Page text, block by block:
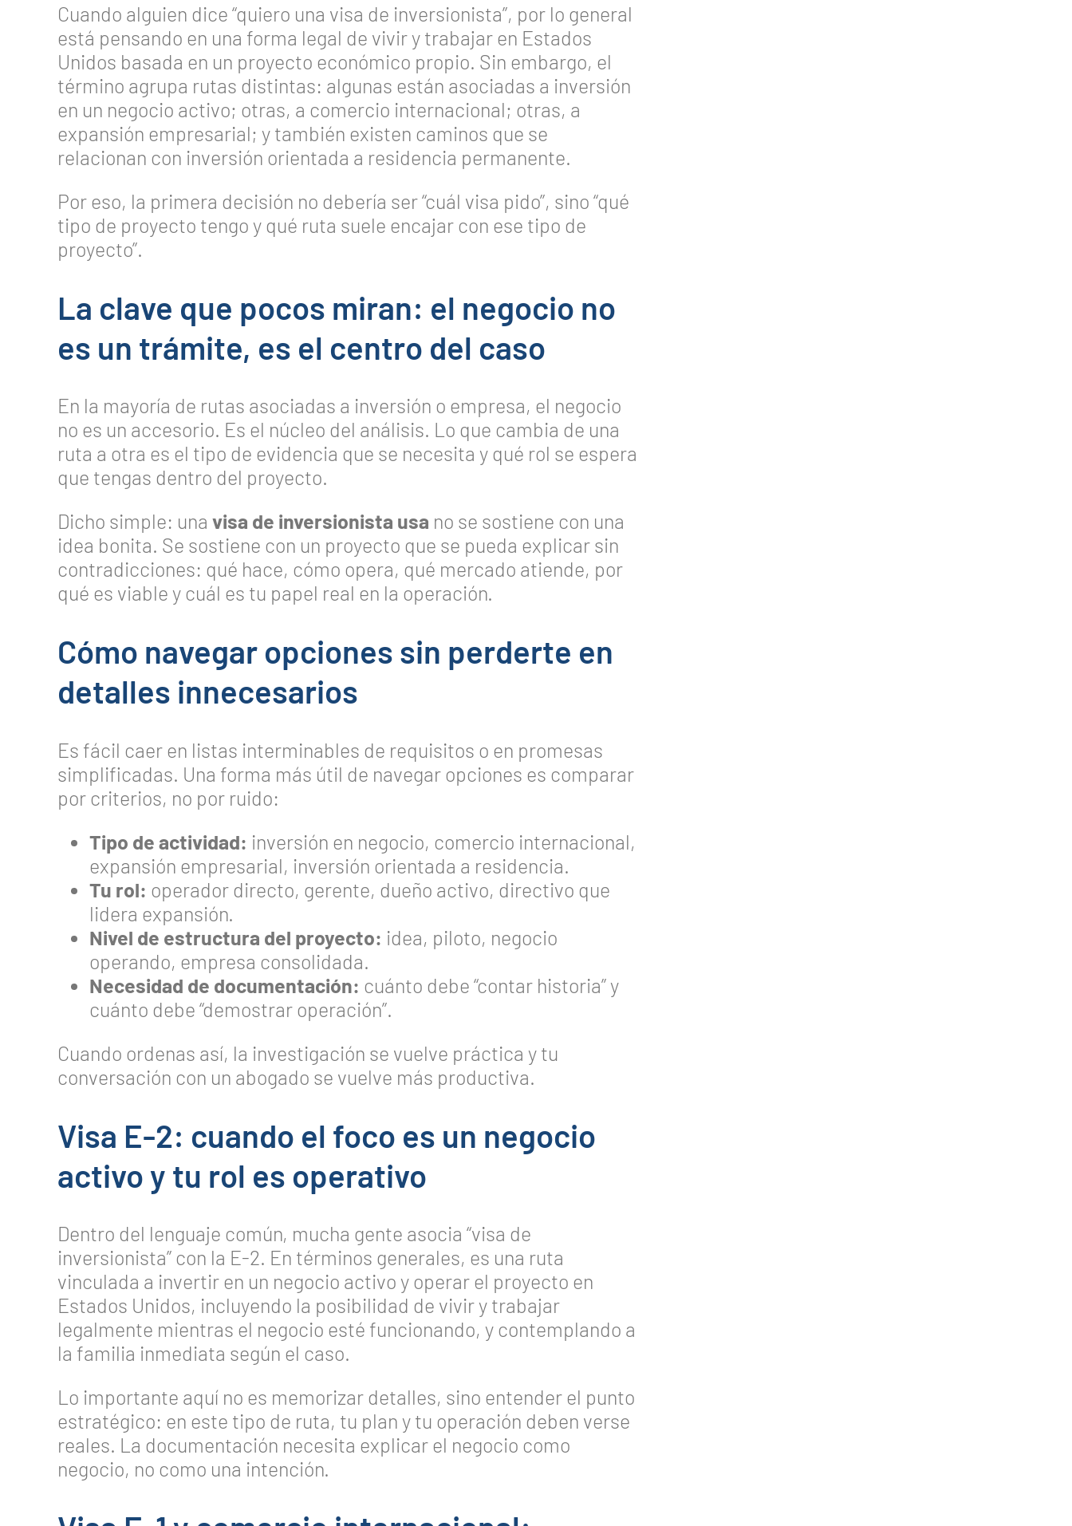
Cuando alguien dice “quiero una visa de inversionista”, por lo general
está pensando en una forma legal de vivir y trabajar en Estados
Unidos basada en un proyecto económico propio. Sin embargo, el
término agrupa rutas distintas: algunas están asociadas a inversión
en un negocio activo; otras, a comercio internacional; otras, a
expansión empresarial; y también existen caminos que se
relacionan con inversión orientada a residencia permanente.
Por eso, la primera decisión no debería ser “cuál visa pido”, sino “qué
tipo de proyecto tengo y qué ruta suele encajar con ese tipo de
proyecto”.
La clave que pocos miran: el negocio no
es un trámite, es el centro del caso
En la mayoría de rutas asociadas a inversión o empresa, el negocio
no es un accesorio. Es el núcleo del análisis. Lo que cambia de una
ruta a otra es el tipo de evidencia que se necesita y qué rol se espera
que tengas dentro del proyecto.
Dicho simple: una visa de inversionista usa no se sostiene con una
idea bonita. Se sostiene con un proyecto que se pueda explicar sin
contradicciones: qué hace, cómo opera, qué mercado atiende, por
qué es viable y cuál es tu papel real en la operación.
Cómo navegar opciones sin perderte en
detalles innecesarios
Es fácil caer en listas interminables de requisitos o en promesas
simplificadas. Una forma más útil de navegar opciones es comparar
por criterios, no por ruido:
Tipo de actividad: inversión en negocio, comercio internacional,
expansión empresarial, inversión orientada a residencia.
Tu rol: operador directo, gerente, dueño activo, directivo que
lidera expansión.
Nivel de estructura del proyecto: idea, piloto, negocio
operando, empresa consolidada.
Necesidad de documentación: cuánto debe “contar historia” y
cuánto debe “demostrar operación”.
Cuando ordenas así, la investigación se vuelve práctica y tu
conversación con un abogado se vuelve más productiva.
Visa E-2: cuando el foco es un negocio
activo y tu rol es operativo
Dentro del lenguaje común, mucha gente asocia “visa de
inversionista” con la E-2. En términos generales, es una ruta
vinculada a invertir en un negocio activo y operar el proyecto en
Estados Unidos, incluyendo la posibilidad de vivir y trabajar
legalmente mientras el negocio esté funcionando, y contemplando a
la familia inmediata según el caso.
Lo importante aquí no es memorizar detalles, sino entender el punto
estratégico: en este tipo de ruta, tu plan y tu operación deben verse
reales. La documentación necesita explicar el negocio como
negocio, no como una intención.